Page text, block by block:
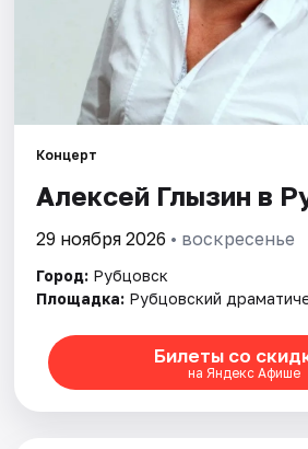
Рейтинги
Концерт
Алексей Глызин в
29 ноября 2026 • воскресенье
Город: Рубцовск
Площадка: Рубцовский
Билеты со
на Яндекс Афише